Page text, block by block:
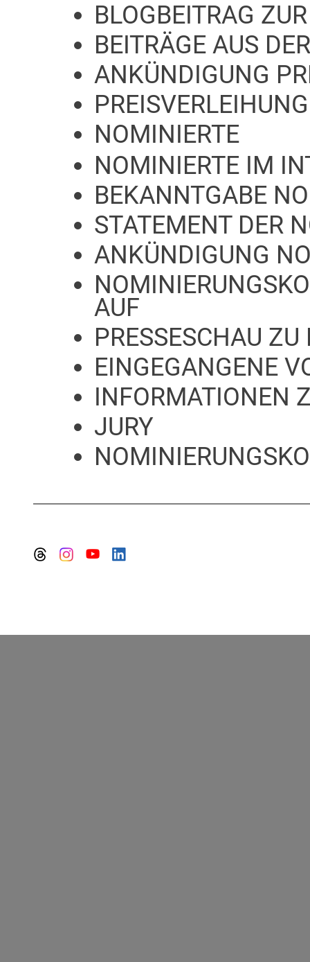
BLOGBEITRAG
BEITRÄGE AUS
ANKÜNDIGUNG
NOMINIERTE
NOMINIERTE IM
BEKANNTGABE
STATEMENT DER
ANKÜNDIGUNG
AUF
PRESSESCHAU
EINGEGANGENE
INFORMATIONEN
JURY